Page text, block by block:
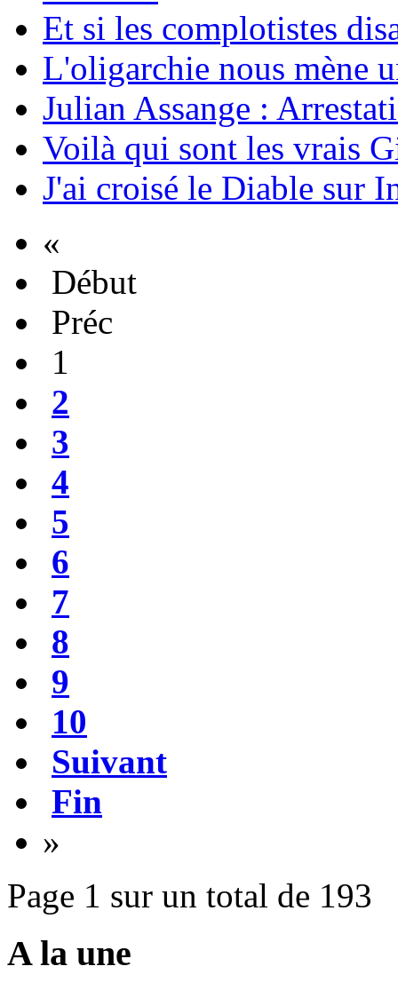
Et si les complotistes
L'oligarchie nous mène
Julian Assange :
Voilà qui sont les vrais
J'ai croisé le Diable sur
«
Début
Préc
1
2
3
4
5
6
7
8
9
10
Suivant
Fin
»
Page 1 sur un total de 193
A la une